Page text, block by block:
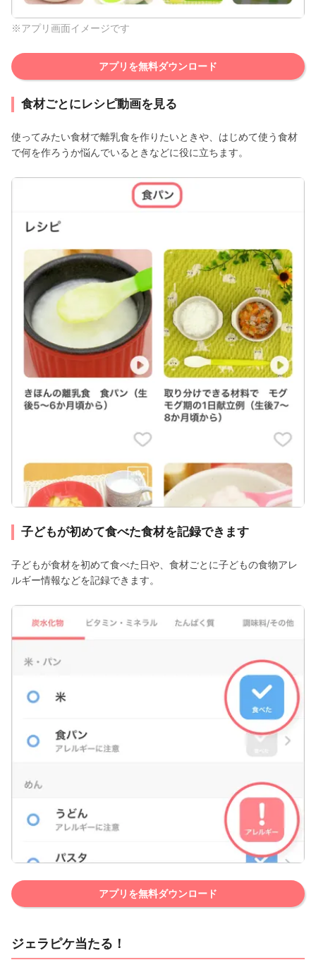
※アプリ画面イメージです
アプリを無料ダウンロード
食材ごとにレシピ動画を見る
使ってみたい食材で離乳食を作りたいときや、はじめて使う食材
で何を作ろうか悩んでいるときなどに役に立ちます。
子どもが初めて食べた食材を記録できます
子どもが食材を初めて食べた日や、食材ごとに子どもの食物アレ
ルギー情報などを記録できます。
アプリを無料ダウンロード
ジェラピケ当たる！